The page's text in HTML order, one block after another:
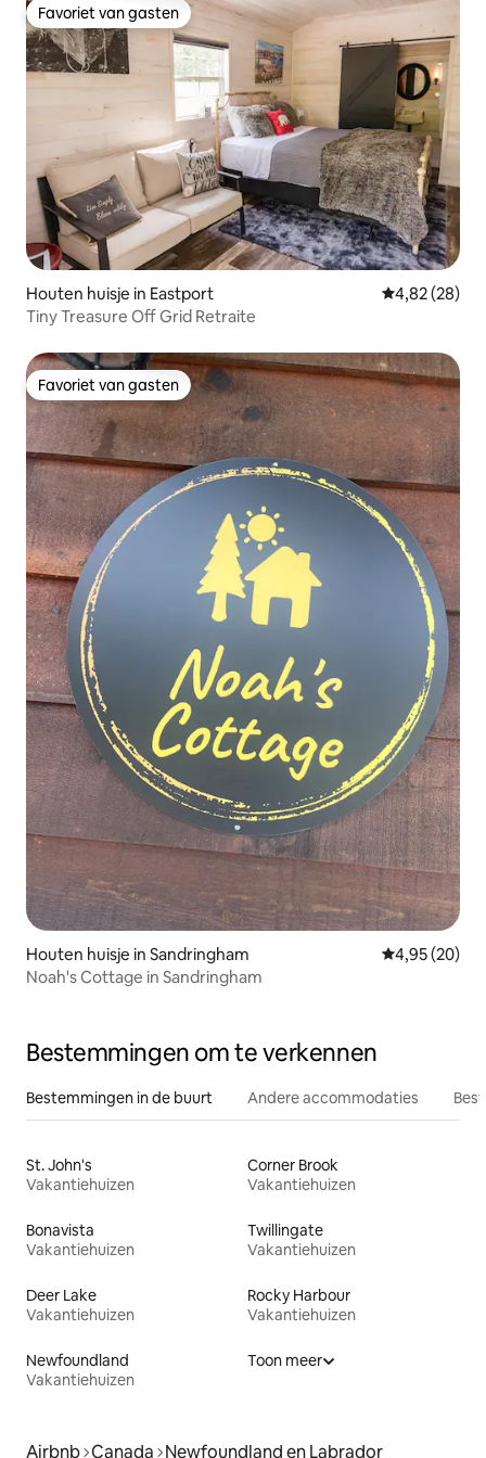
Favoriet van gasten
Favoriet van gasten
Houten huisje in Eastport Gemiddelde
4,82 (28)
Tiny Treasure Off Grid Retraite
Favoriet van gasten
Favoriet van gasten
Houten huisje in Sandringham Gemiddelde
4,95 (20)
Noah's Cottage in Sandringham
Bestemmingen om te verkennen
Bestemmingen in de buurt Andere accommodaties
St. John's
Vakantiehuizen
Corner Brook
Vakantiehuizen
Bonavista
Vakantiehuizen
Twillingate
Vakantiehuizen
Deer Lake
Vakantiehuizen
Rocky Harbour
Vakantiehuizen
Newfoundland
Vakantiehuizen
Toon meer
Airbnb Canada Newfoundland en Labrador